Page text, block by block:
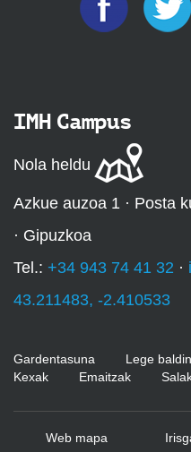
IMH Campus
Nola heldu
Azkue auzoa 1 · Posta
· Gipuzkoa
Tel.: +34 943 74 41 32 ·
43.211483, -2.410533
Gardentasuna Lege
Kexak
Emaitzak
Web mapa